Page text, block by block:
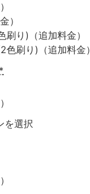
）
り)（追加料金）
刷り)（追加料金）
*
を選択